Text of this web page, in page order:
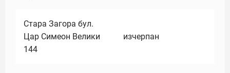
Стара Загора бул.
Цар Симеон Велики
144
изчерпан